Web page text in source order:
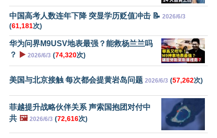
中国高考人数连年下降 突显学历贬值冲击 📝 2026/6/3
(61,181次)
华为问界M9USV地表最强？能救杨兰兰吗
？
▶️ 2026/6/3 (74,320次)
美国与北京接触 每次都会提黄岩岛问题 2026/6/3 (57,262次)
菲越提升战略伙伴关系 声索国抱团对付中
共 🖼️ 2026/6/3 (72,616次)